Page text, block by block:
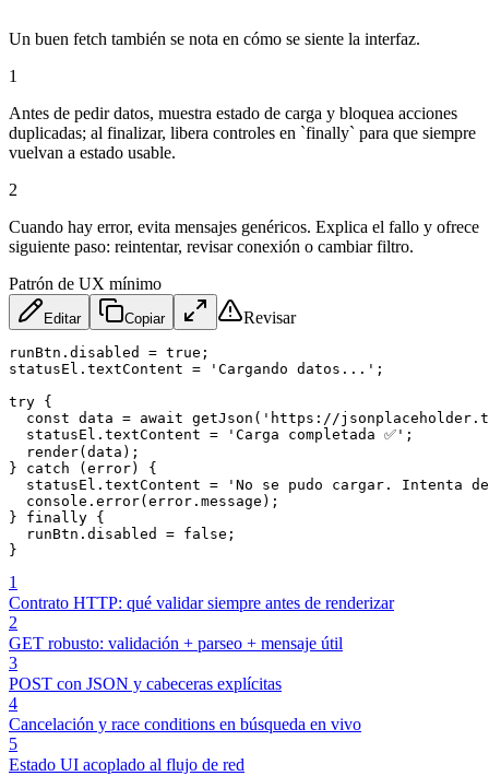
Un buen fetch también se nota en cómo se siente la interfaz.
1
Antes de pedir datos, muestra estado de carga y bloquea acciones
duplicadas; al finalizar, libera controles en `finally` para que siempre
vuelvan a estado usable.
2
Cuando hay error, evita mensajes genéricos. Explica el fallo y ofrece
siguiente paso: reintentar, revisar conexión o cambiar filtro.
Patrón de UX mínimo
Editar Copiar Revisar
runBtn . disabled = true ;
statusEl . textContent = 'Cargando datos...' ;
try {
const data = await getJson ( 'https://
  statusEl
. textContent = 'Carga completada ✅' ;
render( data ) ;
}
catch ( error)
{
  statusEl
. textContent =
'No se pudo cargar. Intenta
  console
. error( error . message ) ;
}
finally {
  runBtn
. disabled = false ;
}
1
Contrato HTTP: qué validar siempre antes de renderizar
2
GET robusto: validación + parseo + mensaje útil
3
POST con JSON y cabeceras explícitas
4
Cancelación y race conditions en búsqueda en vivo
5
Estado UI acoplado al flujo de red